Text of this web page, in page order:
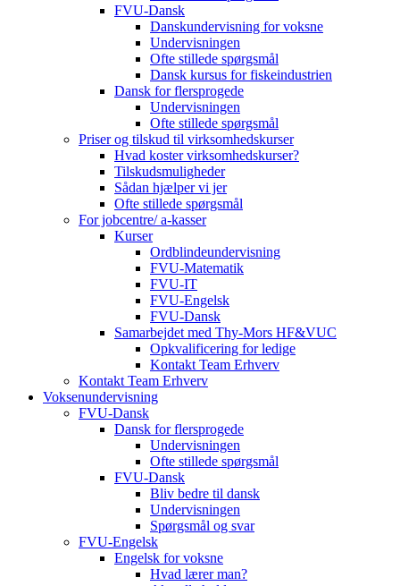
FVU-Dansk
Danskundervisning for voksne
Undervisningen
Ofte stillede spørgsmål
Dansk kursus for fiskeindustrien
Dansk for flersprogede
Undervisningen
Ofte stillede spørgsmål
Priser og tilskud til virksomhedskurser
Hvad koster virksomhedskurser?
Tilskudsmuligheder
Sådan hjælper vi jer
Ofte stillede spørgsmål
For jobcentre/ a-kasser
Kurser
Ordblindeundervisning
FVU-Matematik
FVU-IT
FVU-Engelsk
FVU-Dansk
Samarbejdet med Thy-Mors HF&VUC
Opkvalificering for ledige
Kontakt Team Erhverv
Kontakt Team Erhverv
Voksenundervisning
FVU-Dansk
Dansk for flersprogede
Undervisningen
Ofte stillede spørgsmål
FVU-Dansk
Bliv bedre til dansk
Undervisningen
Spørgsmål og svar
FVU-Engelsk
Engelsk for voksne
Hvad lærer man?